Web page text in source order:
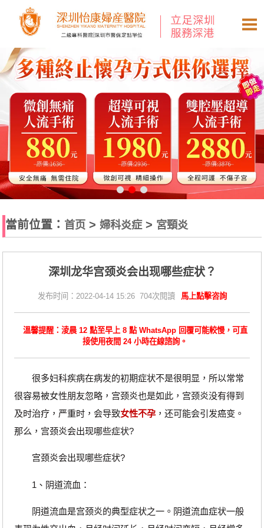
當前位置： 首页 >婦科炎症> 宮頸炎
深圳龙华宫颈炎会出现哪些症状？
发布时间：2022-04-14 15:26 704次閱讀 馬上點擊咨詢
溫馨提醒：淩晨 12 點至早上 8 點 WhatsApp 回覆可能較慢，可直
接使用夜間 24 小時在線諮詢。
很多妇科疾病在病发的初期症状不是很明显，所以常常
很容易被女性朋友忽略，宫颈炎也是如此，宫颈炎没有得到
及时治疗，严重时，会导致女性不孕，还可能会引发癌变。
那么，宫颈炎会出现哪些症状?
宫颈炎会出现哪些症状?
1、阴道流血：
阴道流血是宫颈炎的典型症状之一。阴道流血症状一般